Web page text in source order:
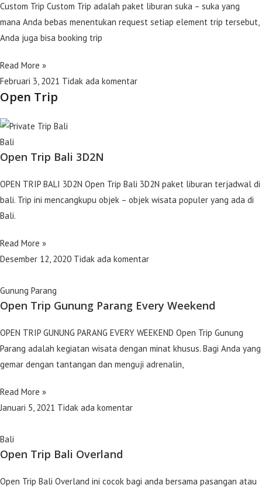
Custom Trip Custom Trip adalah paket liburan suka – suka yang
mana Anda bebas menentukan request setiap element trip tersebut,
Anda juga bisa booking trip
Read More »
Februari 3, 2021 Tidak ada komentar
Open Trip
Bali
Open Trip Bali 3D2N
OPEN TRIP BALI 3D2N Open Trip Bali 3D2N paket liburan terjadwal di
bali. Trip ini mencangkupu objek – objek wisata populer yang ada di
Bali.
Read More »
Desember 12, 2020 Tidak ada komentar
Gunung Parang
Open Trip Gunung Parang Every Weekend
OPEN TRIP GUNUNG PARANG EVERY WEEKEND Open Trip Gunung
Parang adalah kegiatan wisata dengan minat khusus. Bagi Anda yang
gemar dengan tantangan dan menguji adrenalin,
Read More »
Januari 5, 2021 Tidak ada komentar
Bali
Open Trip Bali Overland
Open Trip Bali Overland ini cocok bagi anda bersama pasangan atau